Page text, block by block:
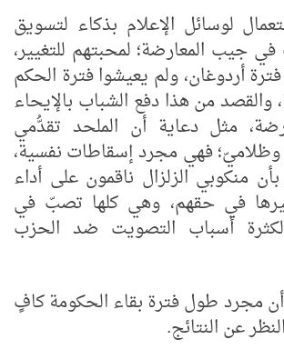
لوسائل الإعلام بذكاء لتسويق
جيب المعارضة؛ لمحبتهم للتغيير،
أردوغان، ولم يعيشوا فترة الحكم
والقصد من هذا دفع الشباب بالإيحاء
مثل دعاية أن الملحد تقدُّمي
فهي مجرد إسقاطات نفسية،
منكوبي الزلزال ناقمون على أداء
في حقهم، وهي كلها تصبّ في
أسباب التصويت ضد الحزب
مجرد طول فترة بقاء الحكومة كافٍ
عن النتائج.